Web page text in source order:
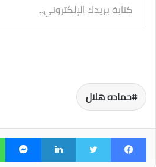
بريدك
الإلكتروني...
حماده هلال
فيسبوك لينكدإن